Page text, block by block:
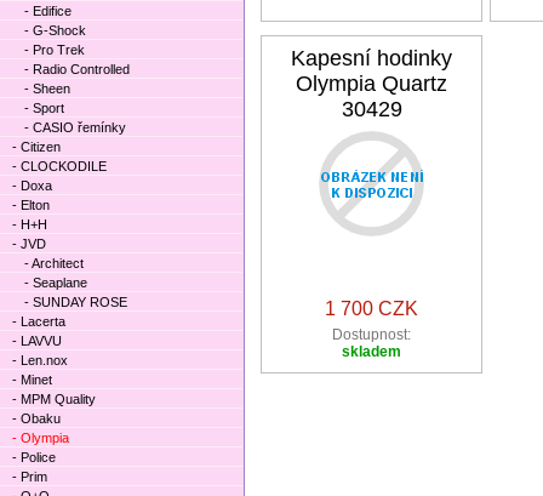
Kapesní hodinky
Olympia Quartz
30429
1 700 CZK
Dostupnost:
skladem
- Edifice
- G-Shock
- Pro Trek
- Radio Controlled
- Sheen
- Sport
- CASIO řemínky
- Citizen
- CLOCKODILE
- Doxa
- Elton
- H+H
- JVD
- Architect
- Seaplane
- SUNDAY ROSE
- Lacerta
- LAVVU
- Len.nox
- Minet
- MPM Quality
- Obaku
- Olympia
- Police
- Prim